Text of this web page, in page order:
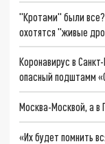
"Кротами" были все?
охотятся "живые
Коронавирус в
опасный подштамм
Москва-Москвой, а в
«Их будет помнить